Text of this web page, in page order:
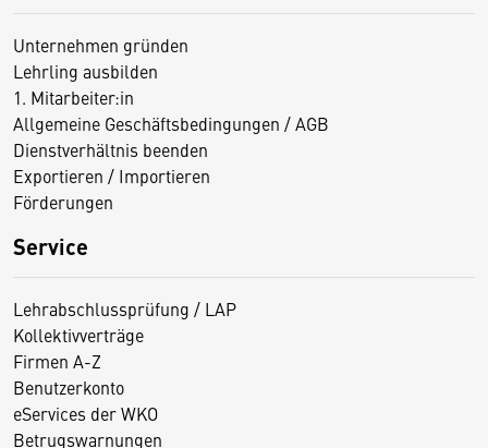
Unternehmen gründen
Lehrling ausbilden
1. Mitarbeiter:in
Allgemeine Geschäftsbedingungen / AGB
Dienstverhältnis beenden
Exportieren / Importieren
Förderungen
Service
Lehrabschlussprüfung / LAP
Kollektivverträge
Firmen A-Z
Benutzerkonto
eServices der WKO
Betrugswarnungen